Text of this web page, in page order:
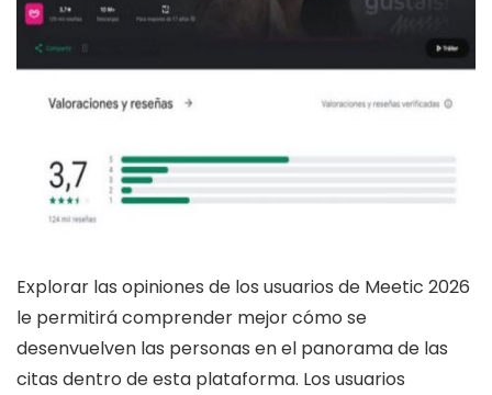
Explorar las opiniones de los usuarios de Meetic 2026
le permitirá comprender mejor cómo se
desenvuelven las personas en el panorama de las
citas dentro de esta plataforma. Los usuarios